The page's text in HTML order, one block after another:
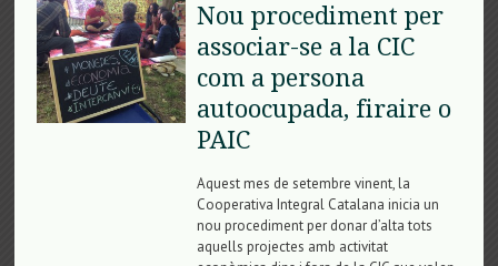
Nou procediment per
associar-se a la CIC
com a persona
autoocupada, firaire o
PAIC
Aquest mes de setembre vinent, la
Cooperativa Integral Catalana inicia un
nou procediment per donar d’alta tots
aquells projectes amb activitat